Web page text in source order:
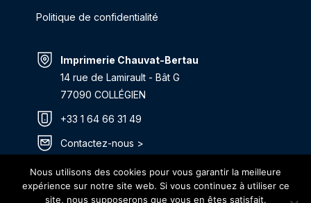
Politique de confidentialité
Imprimerie Chauvat-Bertau
14 rue de Lamirault - Bât G
77090 COLLÉGIEN
+33 1 64 66 31 49
Contactez-nous >
Itinéraire >
Nous utilisons des cookies pour vous garantir la meilleure
expérience sur notre site web. Si vous continuez à utiliser ce
site, nous supposerons que vous en êtes satisfait.